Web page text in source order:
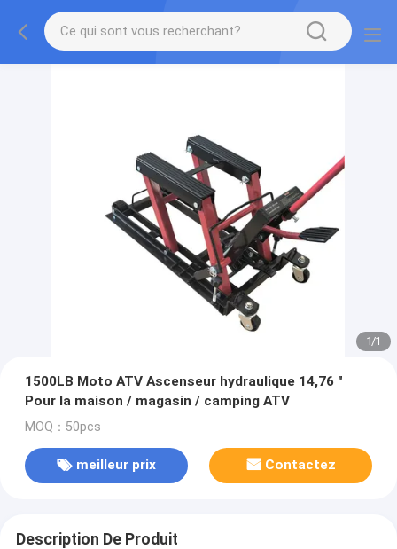
1/1
1500LB Moto ATV Ascenseur hydraulique 14,76 "
Pour la maison / magasin / camping ATV
MOQ：50pcs
meilleur prix Contactez
Description De Produit